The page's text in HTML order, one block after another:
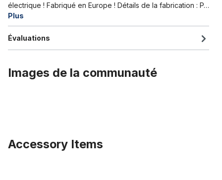
électrique ! Fabriqué en Europe ! Détails de la fabrication : P…
Plus
Évaluations
Images de la communauté
Accessory Items